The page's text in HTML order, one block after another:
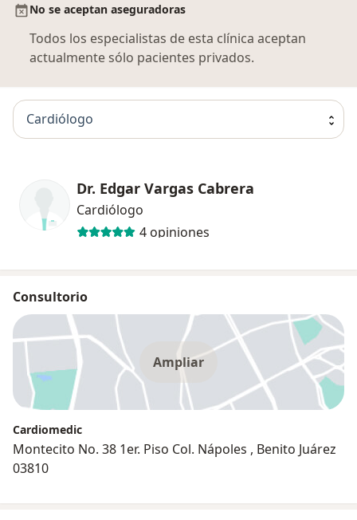
No se aceptan aseguradoras
Todos los especialistas de esta clínica aceptan
actualmente sólo pacientes privados.
Cardiólogo
Dr. Edgar Vargas Cabrera
Cardiólogo
4 opiniones
Consultorio
Ampliar
Cardiomedic
Montecito No. 38 1er. Piso Col. Nápoles , Benito Juárez
03810